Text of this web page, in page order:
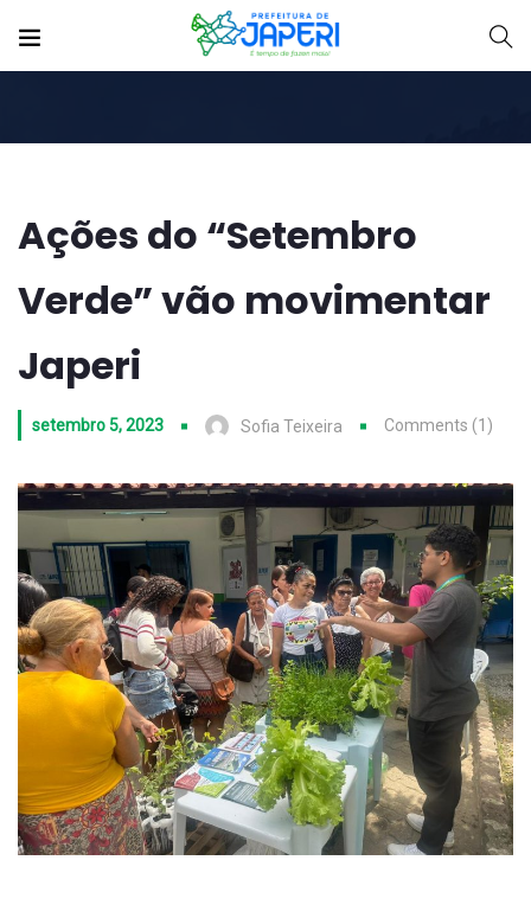
Ações do “Setembro
Verde” vão movimentar
Japeri
setembro 5, 2023 Sofia Teixeira Comments (1)